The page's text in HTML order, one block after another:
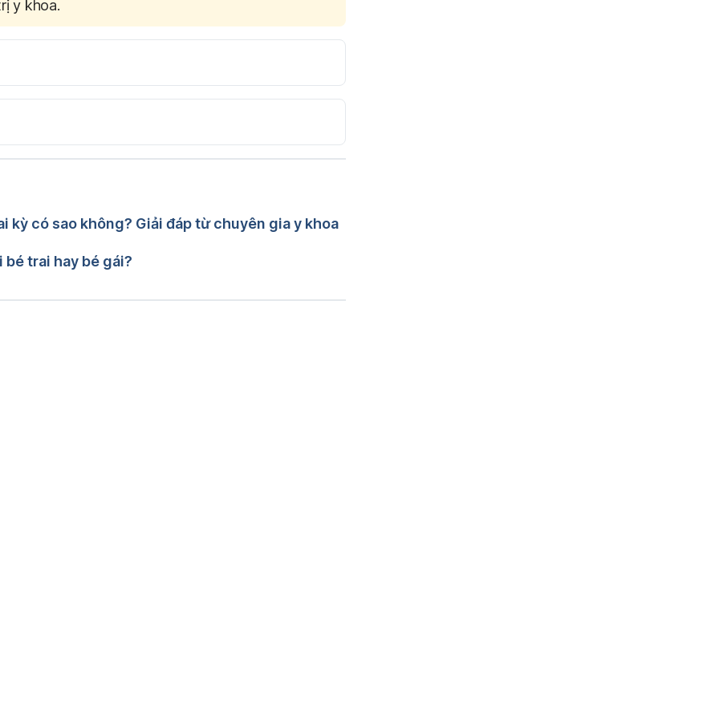
y khoa.
www.marchofdimes.org/pregnancy/air-pollution-and-
7/2016
20160428/mild-air-pollution-of-concern-in-
khoa Trương Anh Thư
kỳ có sao không? Giải đáp từ chuyên gia y khoa
bé trai hay bé gái?